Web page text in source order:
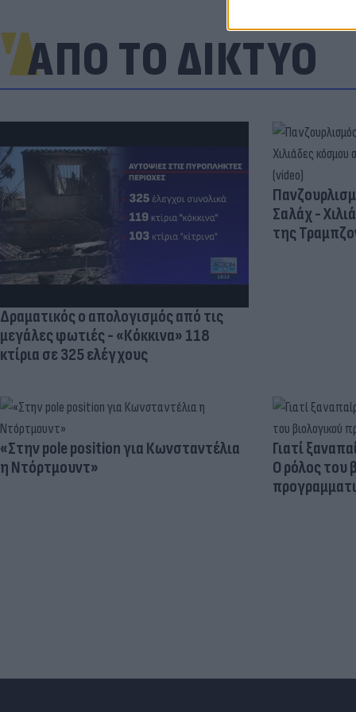
ΑΠΟ ΤΟ ΔΙΚΤΥΟ
Δραματικός ο απολογισμός από τις
μεγάλες φωτιές - «Κόκκινα» 118
κτίρια σε 325 ελέγχους
Σαλάχ -
της
«Στην pole position για Κωνσταντέλια
η Ντόρτμουντ»
Γιατί
Ο ρόλος του